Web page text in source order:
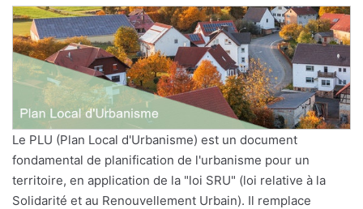
Le PLU (Plan Local d'Urbanisme) est un document
fondamental de planification de l'urbanisme pour un
territoire, en application de la "loi SRU" (loi relative à la
Solidarité et au Renouvellement Urbain). Il remplace